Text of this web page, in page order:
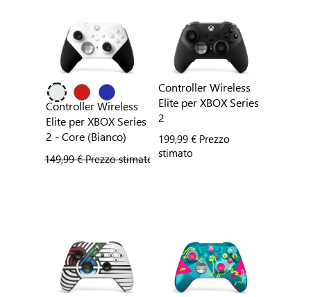
Controller Wireless
Elite per XBOX Series
2 - Core (Bianco)
prezzo precedente
149,99 € Prezzo stimato prezzo corrente
149,49 €
Controller Wireless
Elite per XBOX Series
2
199,99 € Prezzo
stimato